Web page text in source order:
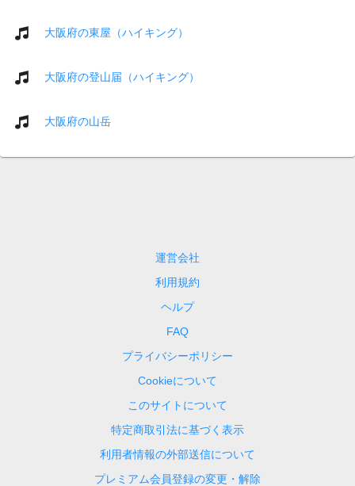
大阪府の東屋（ハイキング）
大阪府の登山届（ハイキング）
大阪府の山岳
運営会社
利用規約
ヘルプ
FAQ
プライバシーポリシー
Cookieについて
このサイトについて
特定商取引法に基づく表示
利用者情報の外部送信について
プレミアム会員登録の変更・解除